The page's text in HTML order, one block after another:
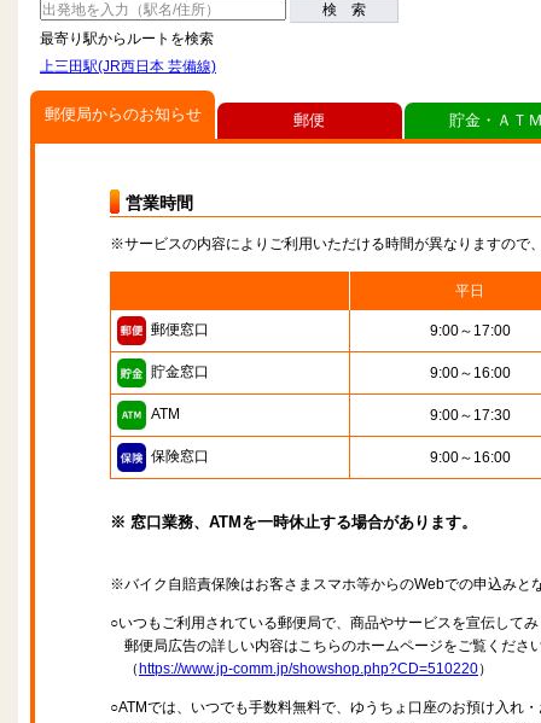
検 索
最寄り駅からルートを検索
上三田駅(JR西日本 芸備線)
郵便局からのお知らせ
営業時間
※サービスの内容によりご利用いただける時間が異なりますので
平日
郵便窓口 9:00～17:00
貯金窓口 9:00～16:00
ATM 9:00～17:30
保険窓口 9:00～16:00
※ 窓口業務、ATMを一時休止する場合があります。
※バイク自賠責保険はお客さまスマホ等からのWebでの申込みと
○いつもご利用されている郵便局で、商品やサービスを宣伝して
郵便局広告の詳しい内容はこちらのホームページをご覧くださ
（ https://www.jp-comm.jp/showshop.php?CD=510220）
○ATMでは、いつでも手数料無料で、ゆうちょ口座のお預け入れ
郵便 貯金・ＡＴ